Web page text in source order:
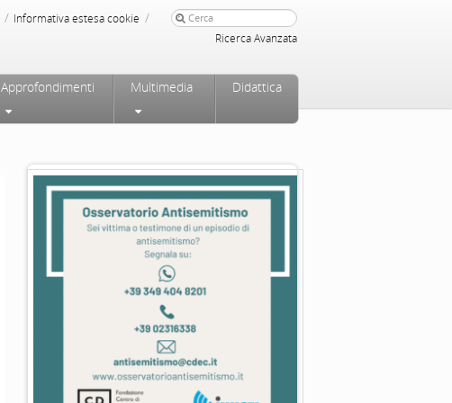
/ Informativa estesa cookie /
Ricerca Avanzata
Approfondimenti Multimedia Didattica